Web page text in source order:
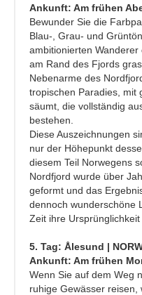
Ankunft: Am frühen
Bewunder Sie die
Blau-, Grau- und
ambitionierten
am Rand des Fjords
Nebenarme des
tropischen Paradies, mit
säumt, die vollständig
bestehen.
Diese Auszeichnungen
nur der Höhepunkt
diesem Teil Norwegens
Nordfjord wurde über
geformt und das
dennoch wunderschöne
Zeit ihre Ursprünglichkeit
5. Tag: Ålesund |
Ankunft: Am frühen
Wenn Sie auf dem Weg
ruhige Gewässer reisen,